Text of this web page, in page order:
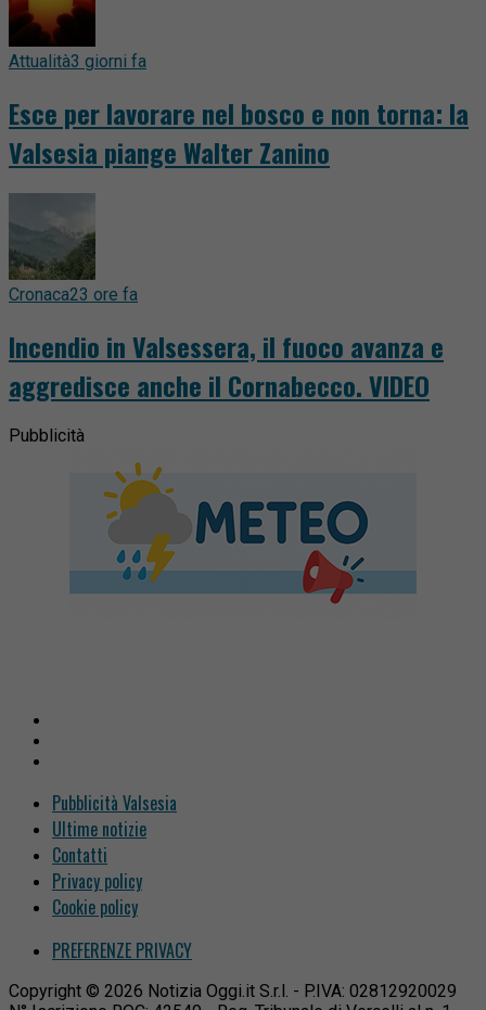
Attualità3 giorni fa
Esce per lavorare nel bosco e non torna: la
Valsesia piange Walter Zanino
Cronaca23 ore fa
Incendio in Valsessera, il fuoco avanza e
aggredisce anche il Cornabecco. VIDEO
Pubblicità
Pubblicità Valsesia
Ultime notizie
Contatti
Privacy policy
Cookie policy
PREFERENZE PRIVACY
Copyright © 2026 Notizia Oggi.it S.r.l. - P.IVA: 02812920029